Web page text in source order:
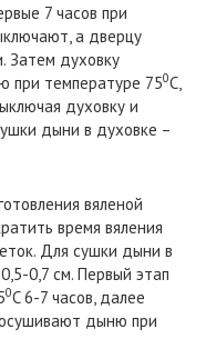
7 часов при
а дверцу
Затем духовку
при температуре 750C,
духовку и
дыни в духовке –
вяленой
время вяления
Для сушки дыни в
0,7 см. Первый этап
0C 6-7 часов, далее
дыню при